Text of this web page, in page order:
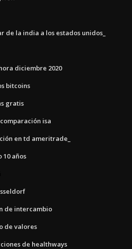
de la india a los estados unidos_
diciembre 2020
bitcoins
gratis
isa
en td ameritrade_
10 años
de intercambio
de valores
de healthways